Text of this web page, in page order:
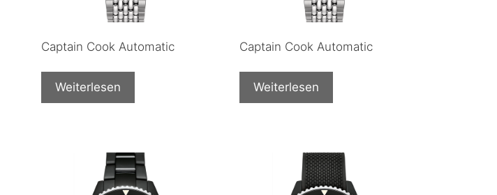
Captain Cook Automatic
Weiterlesen
Captain Cook Automatic
Weiterlesen